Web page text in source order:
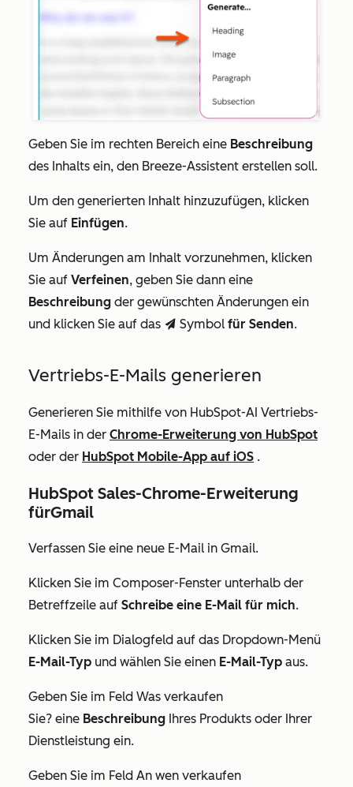
Geben Sie im rechten Bereich eine Beschreibung
des Inhalts ein, den Breeze-Assistent erstellen soll.
Um den generierten Inhalt hinzuzufügen, klicken
Sie auf Einfügen.
Um Änderungen am Inhalt vorzunehmen, klicken
Sie auf Verfeinen, geben Sie dann eine
Beschreibung der gewünschten Änderungen ein
und klicken Sie auf das send Symbol für Senden.
Vertriebs-E-Mails generieren
Generieren Sie mithilfe von HubSpot-AI Vertriebs-
E-Mails in der Chrome-Erweiterung von HubSpot
oder der HubSpot Mobile-App auf iOS .
HubSpot Sales-Chrome-Erweiterung
fürGmail
Verfassen Sie eine neue E-Mail in Gmail.
Klicken Sie im Composer-Fenster unterhalb der
Betreffzeile auf Schreibe eine E-Mail für mich.
Klicken Sie im Dialogfeld auf das Dropdown-Menü
E-Mail-Typ und wählen Sie einen E-Mail-Typ aus.
Geben Sie im Feld Was verkaufen
Sie? eine Beschreibung Ihres Produkts oder Ihrer
Dienstleistung ein.
Geben Sie im Feld An wen verkaufen